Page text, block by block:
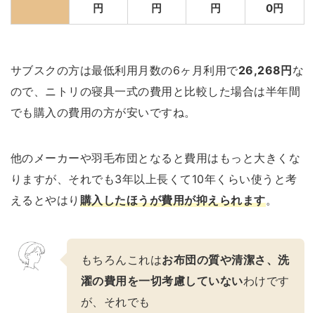
円
円
円
0円
サブスクの方は最低利用月数の6ヶ月利用で26,268円 な
ので、ニトリの寝具一式の費用と比較した場合は半年間
でも購入の費用の方が安いですね。
他のメーカーや羽毛布団となると費用はもっと大きくな
りますが、それでも3年以上長くて10年くらい使うと考
えるとやはり 購入したほうが費用が抑えられます。
もちろんこれはお布団の質や清潔さ、洗
濯の費用を一切考慮していないわけです
が、それでも